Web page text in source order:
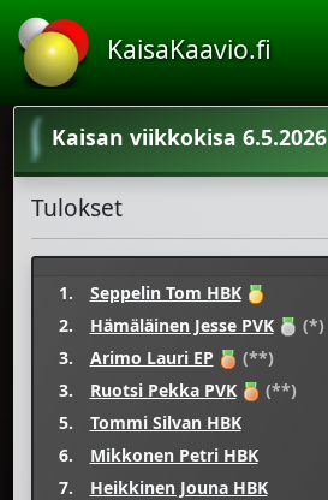
KaisaKaavio.fi
Kaisan viikkokisa 6.5.2026
Tulokset
1. Seppelin Tom HBK
2.
Hämäläinen Jesse PVK (*)
3.
Arimo Lauri EP (**)
3.
Ruotsi Pekka PVK (**)
5.
Tommi Silvan HBK
6.
Mikkonen Petri HBK
7.
Heikkinen Jouna HBK